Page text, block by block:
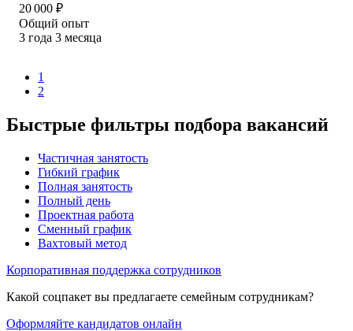
20 000 ₽
Общий опыт
3 года 3 месяца
1
2
Быстрые фильтры подбора вакансий
Частичная занятость
Гибкий график
Полная занятость
Полный день
Проектная работа
Сменный график
Вахтовый метод
Корпоративная поддержка сотрудников
Какой соцпакет вы предлагаете семейным сотрудникам?
Оформляйте кандидатов онлайн